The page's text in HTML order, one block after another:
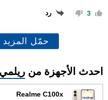
3 رد
حمّل المزيد
احدث الأجهزة من ريلمي
Realme C100x